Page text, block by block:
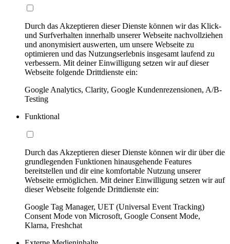
Durch das Akzeptieren dieser Dienste können wir das Klick-
und Surfverhalten innerhalb unserer Webseite nachvollziehen
und anonymisiert auswerten, um unsere Webseite zu
optimieren und das Nutzungserlebnis insgesamt laufend zu
verbessern. Mit deiner Einwilligung setzen wir auf dieser
Webseite folgende Drittdienste ein:
Google Analytics, Clarity, Google Kundenrezensionen, A/B-
Testing
Funktional
Durch das Akzeptieren dieser Dienste können wir dir über die
grundlegenden Funktionen hinausgehende Features
bereitstellen und dir eine komfortable Nutzung unserer
Webseite ermöglichen. Mit deiner Einwilligung setzen wir auf
dieser Webseite folgende Drittdienste ein:
Google Tag Manager, UET (Universal Event Tracking)
Consent Mode von Microsoft, Google Consent Mode,
Klarna, Freshchat